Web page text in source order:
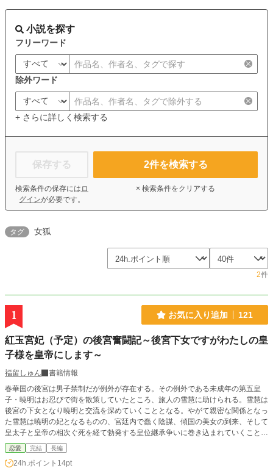
小説を探す
フリーワード
除外ワード
+ さらに詳しく検索する
保存する
検索条件の保存には ロ
グインが必要です。
2件を検索する
× 検索条件をクリアする
タグ 女狐
2件
1 お気に入り追加 121
紅玉宮妃（予定）の後宮奮闘記～後宮下女ですがわたしの皇
子様を皇帝にします～
福留しゅん
書籍情報
春華国の後宮は男子禁制だが例外が存在する。その例外である未成年の第五皇
子・暁明はお忍びで街を散策していたところ、旅人の雪慧に助けられる。雪慧は
後宮の下女となり暁明と交流を深めていくこととなる。やがて親密な関係となっ
た雪慧は暁明の妃となるものの、宮廷内で蠢く陰謀、傾国の美女の到来、そして
皇太子と皇帝の相次ぐ死を経て勃発する皇位継承争いに巻き込まれていくことと
なる。そして、春華国を代々裏で操ってきた女狐と対峙しーー。 ※改訂作業完
了。完結済み。
恋愛 完結 長編
24h.ポイント 14pt